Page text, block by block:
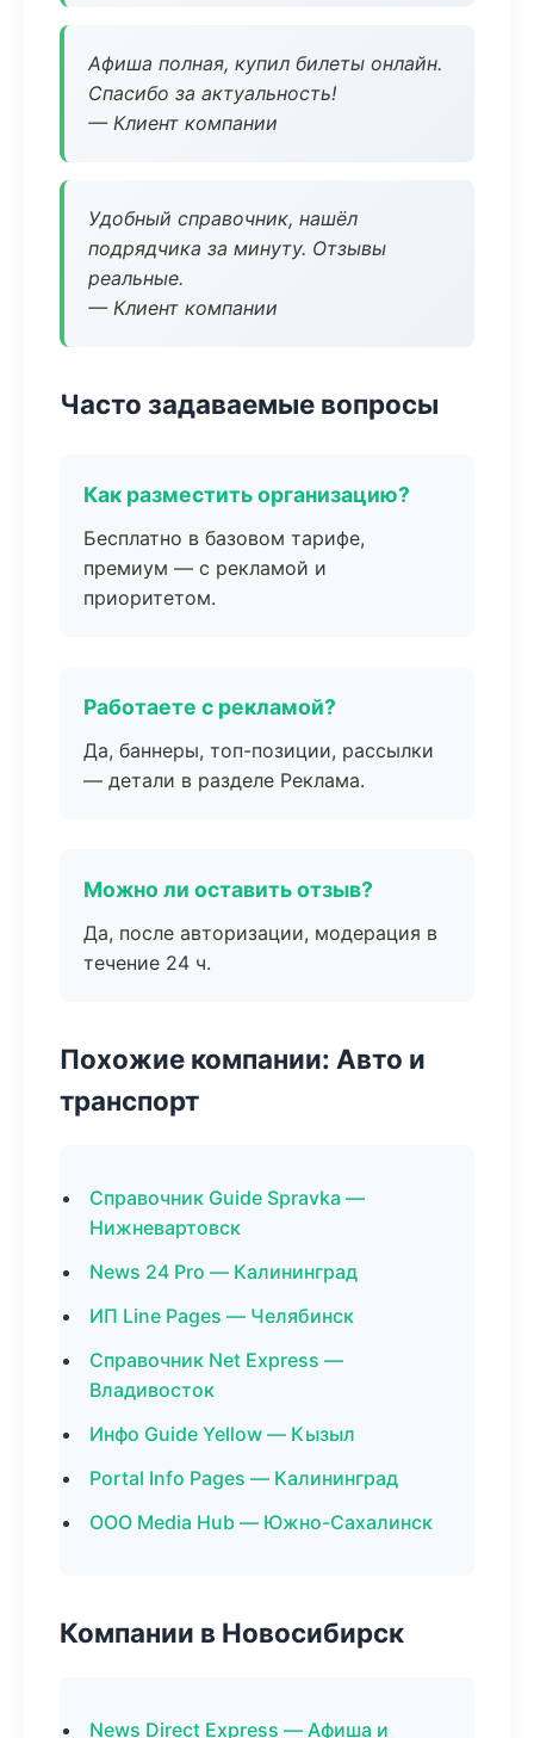
Афиша полная, купил билеты онлайн.
Спасибо за актуальность!
— Клиент компании
Удобный справочник, нашёл
подрядчика за минуту. Отзывы
реальные.
— Клиент компании
Часто задаваемые вопросы
Как разместить организацию?
Бесплатно в базовом тарифе,
премиум — с рекламой и
приоритетом.
Работаете с рекламой?
Да, баннеры, топ-позиции, рассылки
— детали в разделе Реклама.
Можно ли оставить отзыв?
Да, после авторизации, модерация в
течение 24 ч.
Похожие компании: Авто и
транспорт
Справочник Guide Spravka —
Нижневартовск
News 24 Pro — Калининград
ИП Line Pages — Челябинск
Справочник Net Express —
Владивосток
Инфо Guide Yellow — Кызыл
Portal Info Pages — Калининград
ООО Media Hub — Южно-Сахалинск
Компании в Новосибирск
News Direct Express — Афиша и